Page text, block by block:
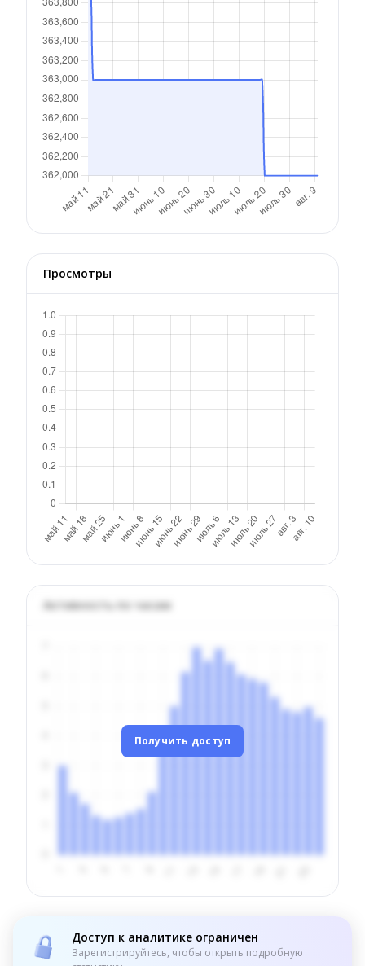
Просмотры
Активность по часам
Получить доступ
Доступ к аналитике ограничен
Зарегистрируйтесь, чтобы открыть подробную